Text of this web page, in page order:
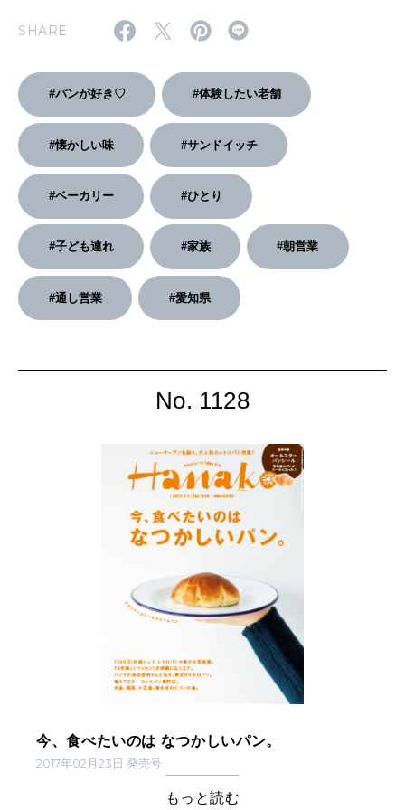
2026年4月号「未来をつくる、学びの教科書。」
2026年2月号「良運を掴む 新・開運術。」
2026年1月号「猫がいれば、幸せ」
2025年12月号「お酒の新常識。」
SHARE
#パンが好き♡ #体験したい老舗
#懐かしい味 #サンドイッチ
#ベーカリー #ひとり
#子ども連れ #家族 #朝営業
#通し営業 #愛知県
No. 1128
今、食べたいのは なつかしいパン。
2017年02月23日 発売号
もっと読む